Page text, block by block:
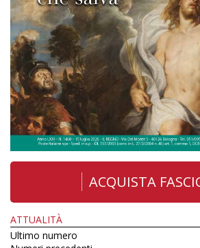
ACQUISTA
ATTUALITÀ
Ultimo numero